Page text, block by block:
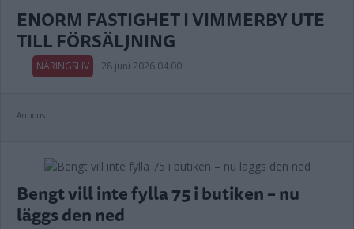
ENORM FASTIGHET I VIMMERBY UTE
TILL FÖRSÄLJNING
NÄRINGSLIV 28 juni 2026 04.00
Annons:
Bengt vill inte fylla 75 i butiken – nu
läggs den ned